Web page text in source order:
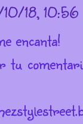
18, 10:56
encanta!
tu